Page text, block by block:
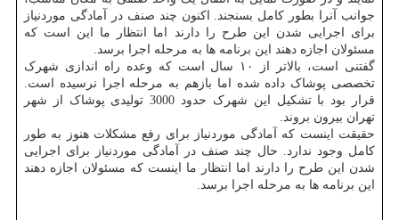
جوانب آنرا بطور کامل بسنجند. اکنون چند صنف در آمادگی موردنیاز
برای اجرایی شدن این طرح را دارند اما انتظار ما این است که
مسئولان اجازه دهند این برنامه ها به مرحله اجرا برسد.
گفتنی است، بالاتر از ۱۰ سال است که وعده راه اندازی شهرک
تخصصی پوشاک داده شده اما بازهم به مرحله اجرا نرسیده است.
قرار بود با تشکیل این شهرک حدود 3000 تولیدی پوشاک از شهر
تهران بیرون بروند.
حقیقت اینست که آمادگی موردنیاز برای رفع مشکلات هنوز به طور
کامل وجود ندارد. حال چند صنف در آمادگی موردنیاز برای اجرایی
شدن این طرح را دارند اما انتظار ما اینست که مسئولان اجازه دهند
این برنامه ها به مرحله اجرا برسد.